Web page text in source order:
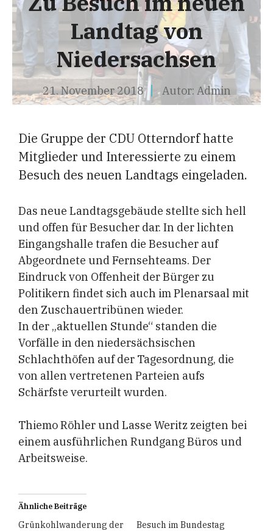
Landtag von
Niedersachsen
21. November 2018 Autor: Admin
Die Gruppe der CDU Otterndorf hatte
Mitglieder und Interessierte zu einem
Besuch des neuen Landtags eingeladen.
Das neue Landtagsgebäude stellte sich hell
und offen für Besucher dar. In der lichten
Eingangshalle trafen die Besucher auf
Abgeordnete und Fernsehteams. Der
Eindruck von Offenheit der Bürger zu
Politikern findet sich auch im Plenarsaal mit
den Zuschauertribünen wieder.
In der „aktuellen Stunde“ standen die
Vorfälle in den niedersächsischen
Schlachthöfen auf der Tagesordnung, die
von allen vertretenen Parteien aufs
Schärfste verurteilt wurden.
Thiemo Röhler und Lasse Weritz zeigten bei
einem ausführlichen Rundgang Büros und
Arbeitsweise.
Ähnliche Beiträge
Grünkohlwanderung der
Besuch im Bundestag